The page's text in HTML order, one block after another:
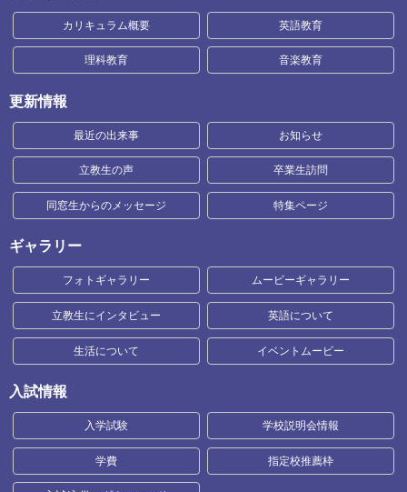
カリキュラム概要 英語教育
理科教育 音楽教育
更新情報
最近の出来事 お知らせ
立教生の声 卒業生訪問
同窓生からのメッセージ 特集ページ
ギャラリー
フォトギャラリー ムービーギャラリー
立教生にインタビュー 英語について
生活について イベントムービー
入試情報
入学試験 学校説明会情報
学費 指定校推薦枠